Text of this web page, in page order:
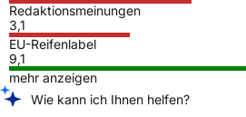
Redaktionsmeinungen
3,1
EU-Reifenlabel
9,1
mehr anzeigen
Wie kann ich Ihnen helfen?